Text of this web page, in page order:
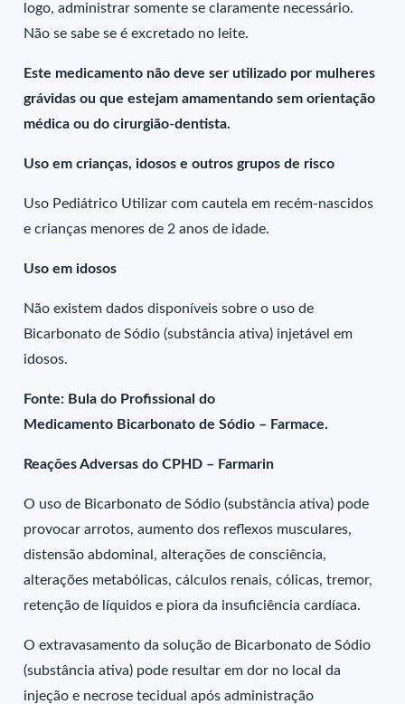
logo, administrar somente se claramente necessário.
Não se sabe se é excretado no leite.
Este medicamento não deve ser utilizado por mulheres
grávidas ou que estejam amamentando sem orientação
médica ou do cirurgião-dentista.
Uso em crianças, idosos e outros grupos de risco
Uso Pediátrico Utilizar com cautela em recém-nascidos
e crianças menores de 2 anos de idade.
Uso em idosos
Não existem dados disponíveis sobre o uso de
Bicarbonato de Sódio (substância ativa) injetável em
idosos.
Fonte: Bula do Profissional do
Medicamento Bicarbonato de Sódio – Farmace.
Reações Adversas do CPHD – Farmarin
O uso de Bicarbonato de Sódio (substância ativa) pode
provocar arrotos, aumento dos reflexos musculares,
distensão abdominal, alterações de consciência,
alterações metabólicas, cálculos renais, cólicas, tremor,
retenção de líquidos e piora da insuficiência cardíaca.
O extravasamento da solução de Bicarbonato de Sódio
(substância ativa) pode resultar em dor no local da
injeção e necrose tecidual após administração